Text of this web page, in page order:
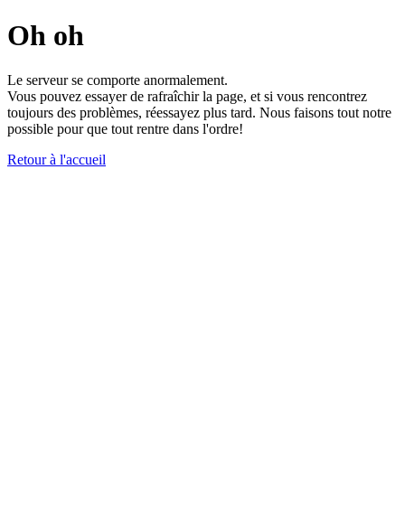
Oh oh
Le serveur se comporte anormalement.
Vous pouvez essayer de rafraîchir la page, et si vous rencontrez
toujours des problèmes, réessayez plus tard. Nous faisons tout notre
possible pour que tout rentre dans l'ordre!
Retour à l'accueil